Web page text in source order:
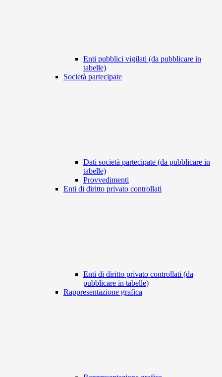
Enti pubblici vigilati (da pubblicare in
tabelle)
Società partecipate
Dati società partecipate (da pubblicare in
tabelle)
Provvedimenti
Enti di diritto privato controllati
Enti di diritto privato controllati (da
pubblicare in tabelle)
Rappresentazione grafica